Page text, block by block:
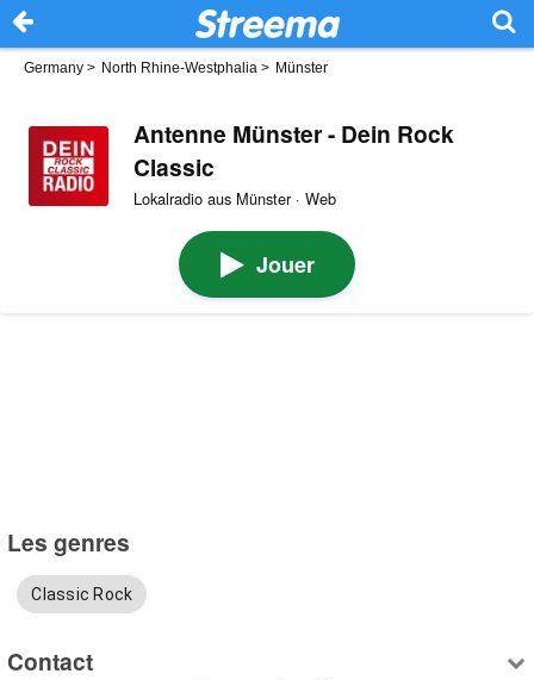
Germany > North Rhine-Westphalia > Münster
Antenne Münster - Dein Rock
Classic
Lokalradio aus Münster · Web
Jouer
Les genres
Classic Rock
Contact